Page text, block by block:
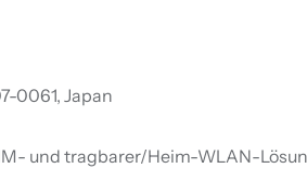
0061, Japan
und tragbarer/Heim-WLAN-